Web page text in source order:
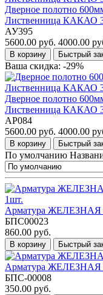
Дверное полотно
Лиственница
АУ395
5600.00 руб. 4000.00
В корзину Быстрый
Ваша скидка: -29%
Дверное полотно
Лиственница
АР084
5600.00 руб. 4000.00
В корзину Быстрый
По умолчанию
Арматура ЖЕЛЕЗНАЯ
БПС00023
860.00 руб.
В корзину Быстрый
Арматура ЖЕЛЕЗНАЯ
БПС-00008
350.00 руб.